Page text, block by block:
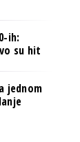
ih:
su hit
jednom